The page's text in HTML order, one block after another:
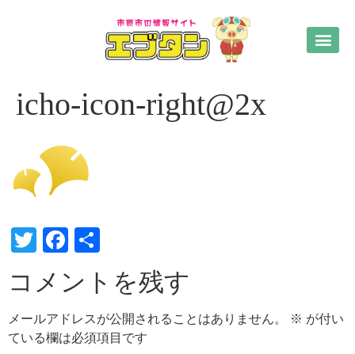
icho-icon-right@2x
TwitterFacebook
有
コメントを残す
メールアドレスが公開されることはありません。 ※ が付い
ている欄は必須項目です